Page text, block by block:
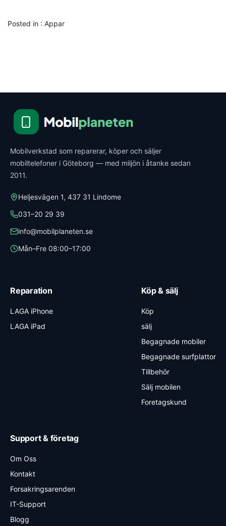
Posted in : Appar
Mobilverkstad som reparerar, köper och säljer
mobiltelefoner i Göteborg — med miljön i åtanke sedan
2011.
Heljesvägen 1, 437 31 Lindome
031–20 29 39
info@mobilplaneten.se
Mån–Fre 08:00–17:00
Reparation
LAGA iPhone
LAGA iPad
Köp & sälj
Köp
sälj
Begagnade mobiler
Begagnade surfplattor
Tillbehör
Sälj mobilen
Foretagskund
Support & företag
Om Oss
Kontakt
Forsakringsarenden
IT-Support
Blogg